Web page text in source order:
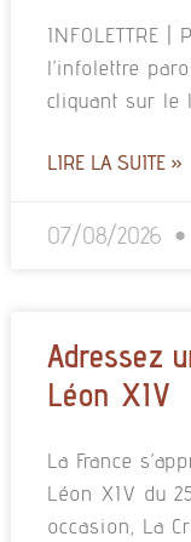
INFOLETTRE
l’infolettre
cliquant sur le
LIRE LA SUITE »
07/08/2026
Adressez
Léon XIV
La France
Léon XIV du
occasion, La